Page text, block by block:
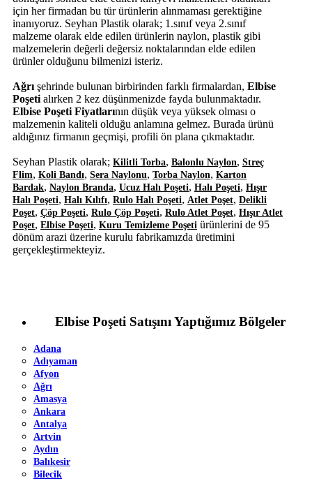
için her firmadan bu tür ürünlerin alınmaması gerektiğine
inanıyoruz. Seyhan Plastik olarak; 1.sınıf veya 2.sınıf
malzeme olarak elde edilen ürünlerin naylon, plastik gibi
malzemelerin değerli değersiz noktalarından elde edilen
ürünler olduğunu bilmenizi isteriz.
Ağrı şehrinde bulunan birbirinden farklı firmalardan, Elbise
Poşeti alırken 2 kez düşünmenizde fayda bulunmaktadır.
Elbise Poşeti Fiyatlarının düşük veya yüksek olması o
malzemenin kaliteli olduğu anlamına gelmez. Burada ürünü
aldığınız firmanın geçmişi, profili ön plana çıkmaktadır.
Seyhan Plastik olarak; Kilitli Torba, Balonlu Naylon, Streç
Flim, Koli Bandı, Sera Naylonu, Torba Naylon, Karton
Bardak, Naylon Branda, Ucuz Halı Poşeti, Halı Poşeti, Hışır
Halı Poşeti, Halı Kılıfı, Rulo Halı Poşeti, Atlet Poşet, Delikli
Poşet, Çöp Poşeti, Rulo Çöp Poşeti, Rulo Atlet Poşet, Hışır Atlet
Poşet, Elbise Poşeti, Kuru Temizleme Poşeti ürünlerini de 95
dönüm arazi üzerine kurulu fabrikamızda üretimini
gerçekleştirmekteyiz.
Elbise Poşeti Satışını Yaptığımız Bölgeler
Adana
Adıyaman
Afyon
Ağrı
Amasya
Ankara
Antalya
Artvin
Aydın
Balıkesir
Bilecik